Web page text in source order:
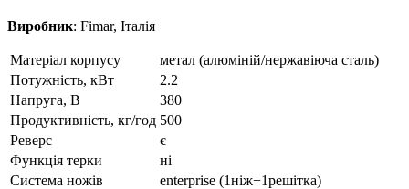
Виробник: Fimar, Італія
Матеріал корпусу
метал (алюміній/нержавіюча сталь)
Потужність, кВт
2.2
Напруга, В
380
Продуктивність, кг/год 500
Реверс
є
Функція терки
ні
Система ножів
enterprise (1ніж+1решітка)